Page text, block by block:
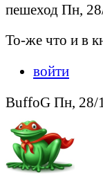
пешеход Пн,
То-же что и
войти
BuffoG Пн, 28/